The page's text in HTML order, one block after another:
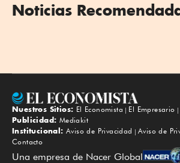
Noticias
Nuestros Sitios: El Economista El Empresario
Publicidad: Mediakit
Institucional: Aviso de Privacidad
Aviso de
Contacto
Una empresa de Nacer Global